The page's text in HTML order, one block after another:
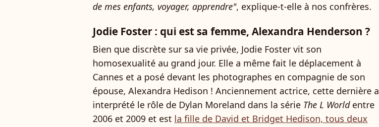
de mes enfants, voyager, apprendre", explique-t-elle à nos confrères.
Jodie Foster : qui est sa femme, Alexandra Henderson ?
Bien que discrète sur sa vie privée, Jodie Foster vit son
homosexualité au grand jour. Elle a même fait le déplacement à
Cannes et a posé devant les photographes en compagnie de son
épouse, Alexandra Hedison ! Anciennement actrice, cette dernière a
interprété le rôle de Dylan Moreland dans la série The L Worldentre
2006 et 2009 et est la fille de David et Bridget Hedison, tous deux